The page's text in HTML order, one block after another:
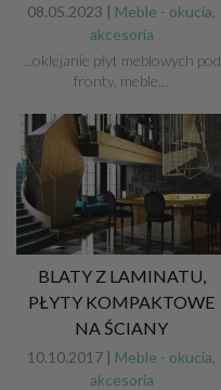
08.05.2023 | Meble - okucia,
akcesoria
...oklejanie płyt meblowych pod
fronty, meble…
BLATY Z LAMINATU,
PŁYTY KOMPAKTOWE
NA ŚCIANY
10.10.2017 | Meble - okucia,
akcesoria